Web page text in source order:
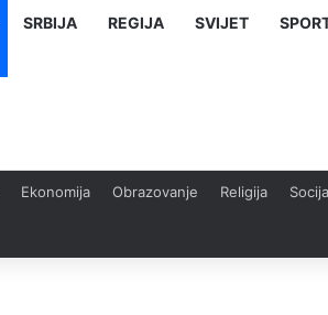
SRBIJA REGIJA SVIJET
Ekonomija Obrazovanje Religija